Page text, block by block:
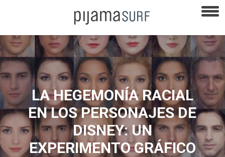
LA HEGEMONÍA RACIAL
EN LOS PERSONAJES DE
DISNEY: UN
EXPERIMENTO GRÁFICO